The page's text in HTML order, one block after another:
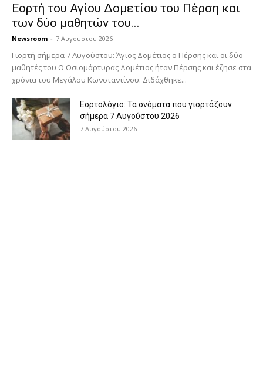
Εορτή του Αγίου Δομετίου του Πέρση και
των δύο μαθητών του...
Newsroom - 7 Αυγούστου 2026
Γιορτή σήμερα 7 Αυγούστου: Άγιος Δομέτιος ο Πέρσης και οι δύο
μαθητές του Ο Oσιομάρτυρας Δομέτιος ήταν Πέρσης και έζησε στα
χρόνια του Μεγάλου Κωνσταντίνου. Διδάχθηκε...
Εορτολόγιο: Τα ονόματα που γιορτάζουν
σήμερα 7 Αυγούστου 2026
7 Αυγούστου 2026